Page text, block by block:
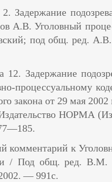
Задержание
А.В. Уголовный
под общ. ред.
12. Задержание
процессуальному
закона от 29 мая
НОРМА
комментарий к
/ Под общ. ред. В.М.
— 991с.